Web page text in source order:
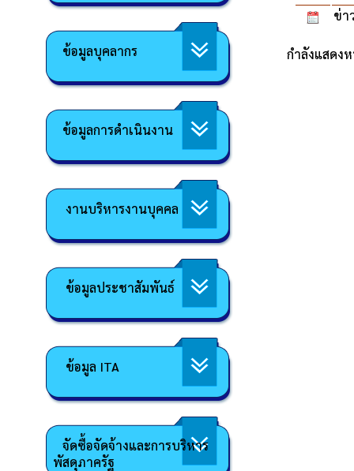
ข้อมูลบุคลากร
ข้อมูลการดำเนินงาน
งานบริหารงานบุคคล
ข้อมูลประชาสัมพันธ์
ข้อมูล ITA
จัดซื้อจัดจ้างและการบริหาร
พัสดุภาครัฐ
ข่า
กำลังแสดง